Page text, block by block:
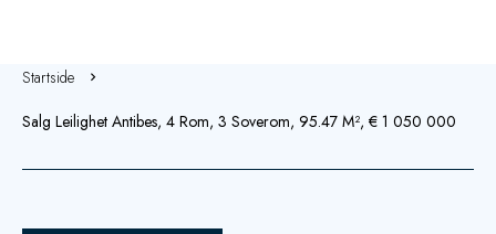
Startside
Salg Leilighet Antibes, 4 Rom, 3 Soverom, 95.47 M², € 1 050 000